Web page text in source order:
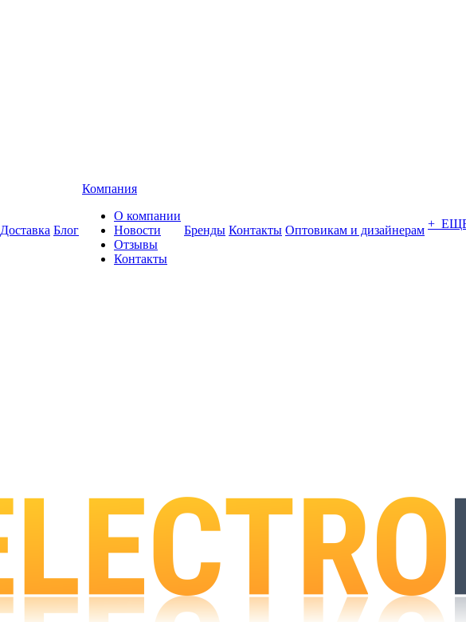
Доставка Блог
Компания
О компании
Новости
Отзывы
Контакты
Бренды Контакты Оптовикам и дизайнерам +